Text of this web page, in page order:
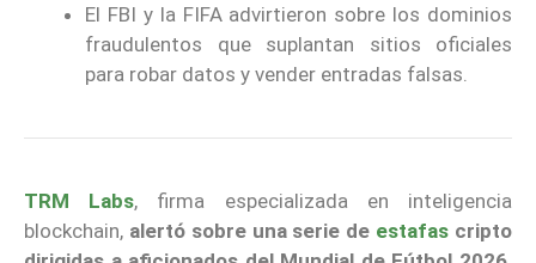
El FBI y la FIFA advirtieron sobre los dominios
fraudulentos que suplantan sitios oficiales
para robar datos y vender entradas falsas.
TRM Labs, firma especializada en inteligencia
blockchain, alertó sobre una serie de estafas cripto